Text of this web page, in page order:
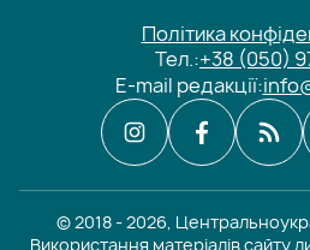
Політика
Тел.:+38 (050)
E-mail редакції:
© 2018 - 2026,
Використання матеріалів сайту